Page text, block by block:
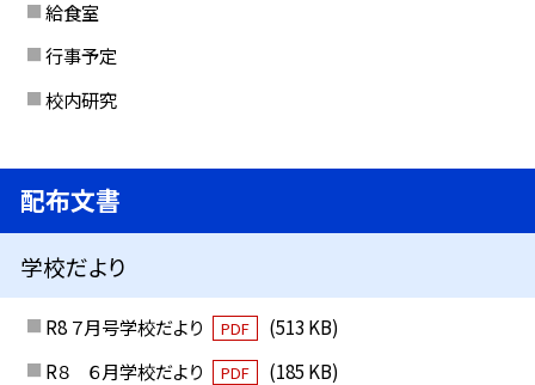
給食室
行事予定
校内研究
配布文書
学校だより
R8 ７月号学校だより PDF
(513 KB)
R８ ６月学校だより
PDF
(185 KB)